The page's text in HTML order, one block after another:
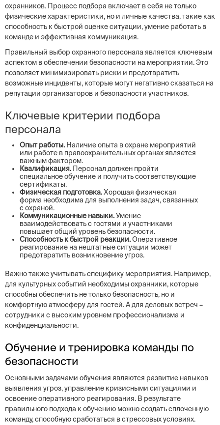
охранников. Процесс подбора включает в себя не только
физические характеристики, но и личные качества, такие как
способность к быстрой оценке ситуации, умение работать в
команде и эффективная коммуникация.
Правильный выбор охранного персонала является ключевым
аспектом в обеспечении безопасности на мероприятии. Это
позволяет минимизировать риски и предотвратить
возможные инциденты, которые могут негативно сказаться на
репутации организаторов и безопасности участников.
Ключевые критерии подбора
персонала
Опыт работы. Наличие опыта в охране мероприятий
или работе в правоохранительных органах является
важным фактором.
Квалификация. Персонал должен пройти
специальное обучение и получить соответствующие
сертификаты.
Физическая подготовка.Хорошая физическая
форма необходима для выполнения задач, связанных
с охраной.
Коммуникационные навыки.Умение
взаимодействовать с гостями и участниками
повышает общий уровень безопасности.
Способность к быстрой реакции.Оперативное
реагирование на нештатные ситуации может
предотвратить возникновение угроз.
Важно также учитывать специфику мероприятия. Например,
для культурных событий необходимы охранники, которые
способны обеспечить не только безопасность, но и
комфортную атмосферу для гостей. А для деловых встреч –
сотрудники с высоким уровнем профессионализма и
конфиденциальности.
Обучение и тренировка команды по
безопасности
Основными задачами обучения являются развитие навыков
выявления угроз, управление кризисными ситуациями и
освоение оперативного реагирования. В результате
правильного подхода к обучению можно создать сплоченную
команду, способную сработаться в стрессовых условиях.